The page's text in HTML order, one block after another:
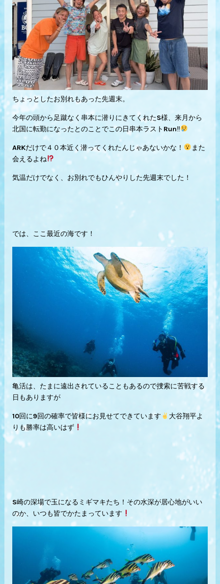
ちょっとしたお別れもあった先週末。
今年の頭から足蹴なく串本に潜りにきてくれたS様、来月から
北国に転勤になったとのことでこの日串本ラストRun‼︎
ARKだけで４０本近く潜ってくれたんじゃあないかな！
また
会えるよね
気温だけでなく、お別れでもひんやりした先週末でした！
では、ここ最近の海です！
亀活は、たまに遠出されていることもあるので捜索に苦戦する
日もありますが
10回に9回の確率で皆様にお見せてできています
大谷翔平よ
りも勝率は高いはず
S崎の深場で玉になるミギマキたち！その水深が居心地がいい
のか、いつも皆でかたまっています